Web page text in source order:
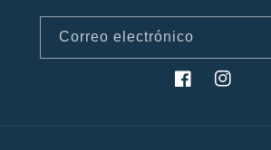
Correo electrónico
FacebookInstagram